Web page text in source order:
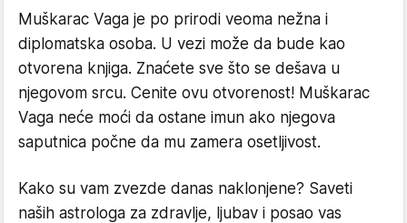
Muškarac Vaga je po prirodi veoma nežna i
diplomatska osoba. U vezi može da bude kao
otvorena knjiga. Znaćete sve što se dešava u
njegovom srcu. Cenite ovu otvorenost! Muškarac
Vaga neće moći da ostane imun ako njegova
saputnica počne da mu zamera osetljivost.
Kako su vam zvezde danas naklonjene? Saveti
naših astrologa za zdravlje, ljubav i posao vas